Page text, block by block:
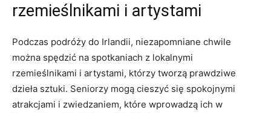
rzemieślnikami i artystami
Podczas podróży do Irlandii, niezapomniane chwile
można spędzić na⁤ spotkaniach z lokalnymi
rzemieślnikami i artystami, którzy tworzą prawdziwe
dzieła sztuki. ⁤Seniorzy ​mogą cieszyć się spokojnymi
atrakcjami i zwiedzaniem, które wprowadzą ⁤ich w